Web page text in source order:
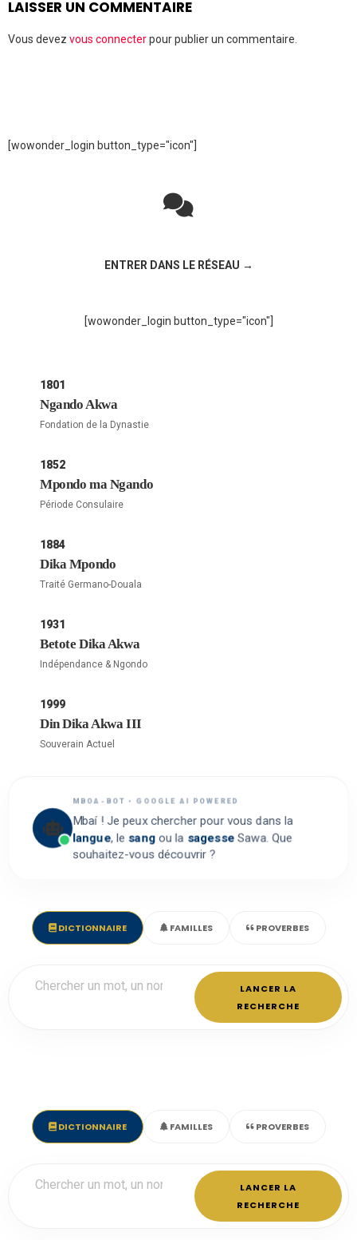
LAISSER UN COMMENTAIRE
Vous devez vous connecterpour publier un commentaire.
[wowonder_login button_type="icon"]
ENTRER DANS LE RÉSEAU →
[wowonder_login button_type="icon"]
1801
Ngando Akwa
Fondation de la Dynastie
1852
Mpondo ma Ngando
Période Consulaire
1884
Dika Mpondo
Traité Germano-Douala
1931
Betote Dika Akwa
Indépendance & Ngondo
1999
Din Dika Akwa III
Souverain Actuel
MBOA-BOT • GOOGLE AI POWERED
Mbaí ! Je peux chercher pour vous dans la
langue, le sangou la sagesse Sawa. Que
souhaitez-vous découvrir ?
DICTIONNAIRE FAMILLES PROVERBES
LANCER LA
RECHERCHE
DICTIONNAIRE FAMILLES PROVERBES
LANCER LA
RECHERCHE